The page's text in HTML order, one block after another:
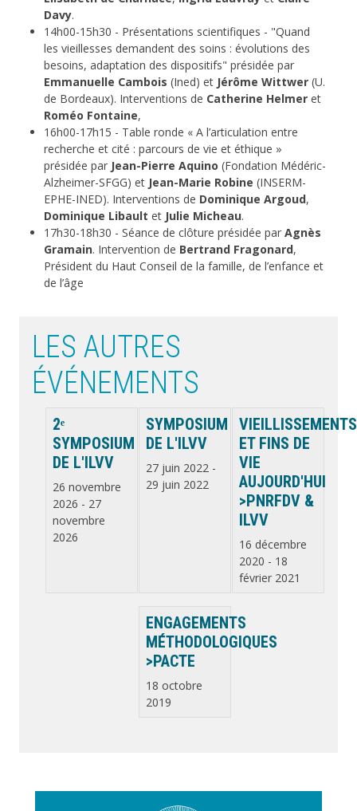
Davy.
14h00-15h30 - Présentations scientifiques - "Quand
les vieillesses demandent des soins : évolutions des
besoins, adaptation des dispositifs" présidée par
Emmanuelle Cambois (Ined) et Jérôme Wittwer (U.
de Bordeaux). Interventions de Catherine Helmer et
Roméo Fontaine,
16h00-17h15 - Table ronde « A l’articulation entre
recherche et cité : parcours de vie et éthique »
présidée par Jean-Pierre Aquino (Fondation Médéric-
Alzheimer-SFGG) et Jean-Marie Robine (INSERM-
EPHE-INED). Interventions de Dominique Argoud,
Dominique Libault et Julie Micheau.
17h30-18h30 - Séance de clôture présidée par Agnès
Gramain. Intervention de Bertrand Fragonard,
Président du Haut Conseil de la famille, de l’enfance et
de l’âge
LES AUTRES
ÉVÉNEMENTS
2ᵉ
SYMPOSIUM
DE L'ILVV
26 novembre
2026 - 27
novembre
2026
SYMPOSIUM
DE L'ILVV
27 juin 2022-
29 juin 2022
VIEILLISSEMENTS
ET FINS DE
VIE
AUJOURD'HUI
>PNRFDV &
ILVV
16 décembre
2020 - 18
février 2021
ENGAGEMENTS
MÉTHODOLOGIQUES
>PACTE
18 octobre
2019